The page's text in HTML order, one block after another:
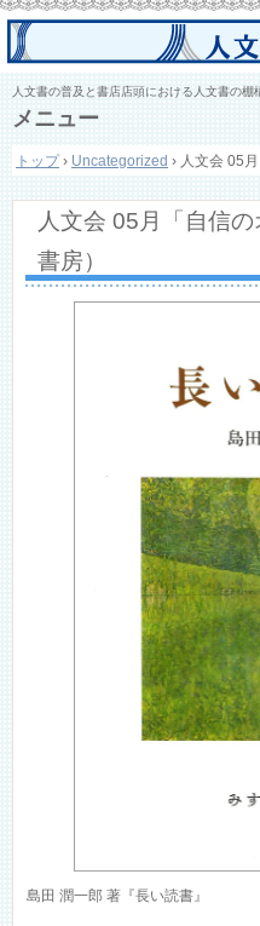
人文書の普及と書店店頭における人文書の棚
メニュー
ン
ン
キ
トップ › Uncategorized › 人文会 05
人文会 05月「自信
書房）
島田 潤一郎 著『長い読書』